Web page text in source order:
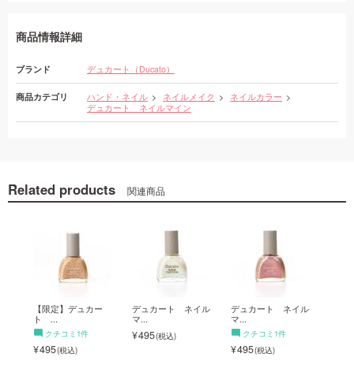
商品情報詳細
ブランド デュカート（Ducato）
商品カテゴリ ハンド・ネイル ネイルメイク
ネイルカラー
デュカート ネイルマイン
Related products 関連商品
【限定】デュカー
ト ...
クチコミ1件
495
デュカート ネイル
マ...
495
デュカート ネイル
マ...
クチコミ1件
495